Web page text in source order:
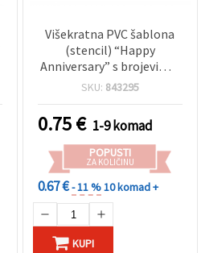
Višekratna PVC šablona
(stencil) “Happy
Anniversary” s brojevima,
veličina otiska: 12,7 x 3,5
SKU: 843295
0.75€ 1-9 komad
POPUSTI
ZA KOLIČINU
0.67 €- 11 %10 komad +
KUPI